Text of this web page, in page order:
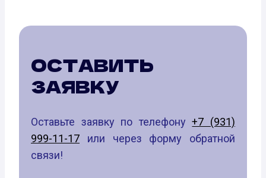
ОСТАВИТЬ
ЗАЯВКУ
Оставьте заявку по телефону+7 (931)
999-11-17 или через форму обратной
связи!